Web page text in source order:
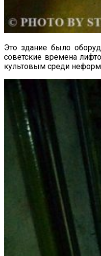
Это здание было
советские времена
культовым среди